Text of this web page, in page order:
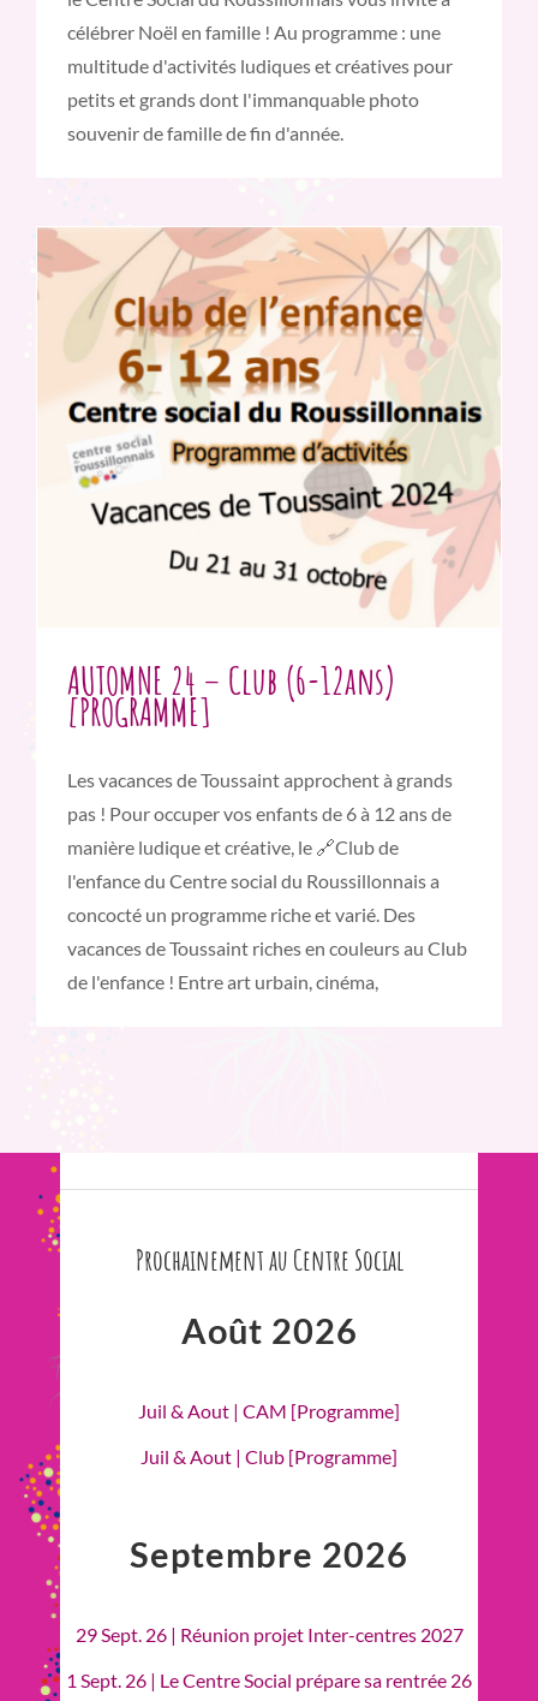
célébrer Noël en famille ! Au programme : une
multitude d'activités ludiques et créatives pour
petits et grands dont l'immanquable photo
souvenir de famille de fin d'année.
AUTOMNE 24 – Club (6-12ans)
[PROGRAMME]
Les vacances de Toussaint approchent à grands
pas ! Pour occuper vos enfants de 6 à 12 ans de
manière ludique et créative, le 🔗Club de
l'enfance du Centre social du Roussillonnais a
concocté un programme riche et varié. Des
vacances de Toussaint riches en couleurs au Club
de l'enfance ! Entre art urbain, cinéma,
Prochainement au Centre Social
Août 2026
Juil & Aout | CAM [Programme]
Juil & Aout | Club [Programme]
Septembre 2026
29 Sept. 26 | Réunion projet Inter-centres 2027
1 Sept. 26 | Le Centre Social prépare sa rentrée 26